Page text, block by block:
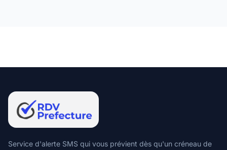
Service d'alerte SMS qui vous prévient dès qu'un créneau de